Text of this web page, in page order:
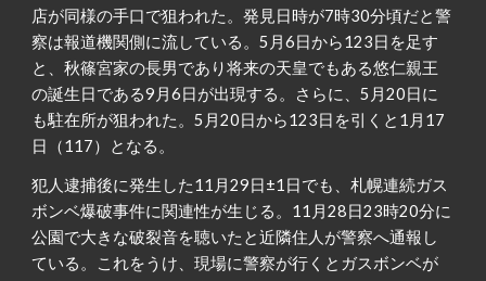
店が同様の手口で狙われた。発見日時が7時30分頃だと警
察は報道機関側に流している。5月6日から123日を足す
と、秋篠宮家の長男であり将来の天皇でもある悠仁親王
の誕生日である9月6日が出現する。さらに、5月20日に
も駐在所が狙われた。5月20日から123日を引くと1月17
日（117）となる。
犯人逮捕後に発生した11月29日±1日でも、札幌連続ガス
ボンベ爆破事件に関連性が生じる。11月28日23時20分に
公園で大きな破裂音を聴いたと近隣住人が警察へ通報し
ている。これをうけ、現場に警察が行くとガスボンベが